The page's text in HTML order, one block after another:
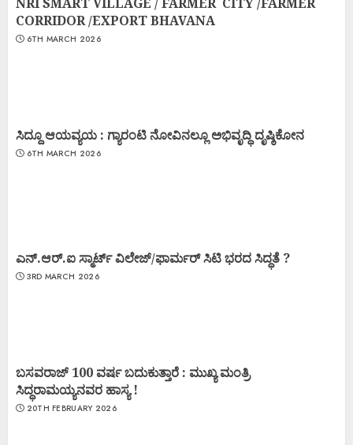
CORRIDOR /EXPORT BHAVANA
6TH MARCH 2026
ಸಿದ್ದೂ ಆಯವ್ಯಯ : ಗ್ಯಾರಂಟಿ ನೋವಿನಲ್ಲೂ ಅಭಿವೃದ್ಧಿ ದೃಷ್ಠಿಕೋನ
6TH MARCH 2026
ಎನ್.ಆರ್.ಐ ಸ್ಮಾರ್ಟ್ ವಿಲೇಜ್/ಫಾರ್ಮರ್ ಸಿಟಿ ಭರದ ಸಿದ್ಧತೆ ?
3RD MARCH 2026
ಬಸವರಾಜ್ 100 ವರ್ಷ ಬದುಕುತ್ತಾರೆ : ಮುಖ್ಯ ಮಂತ್ರಿ
ಸಿದ್ಧರಾಮಯ್ಯನವರ ಹಾಸ್ಯ !
20TH FEBRUARY 2026